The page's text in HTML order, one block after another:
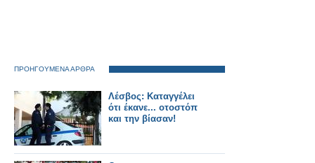
ΠΡΟΗΓΟΥΜΕΝΑ ΑΡΘΡΑ
Λέσβος: Καταγγέλει
ότι έκανε... οτοστόπ
και την βίασαν!